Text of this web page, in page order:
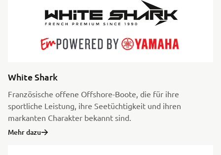
White Shark
Französische offene Offshore-Boote, die für ihre
sportliche Leistung, ihre Seetüchtigkeit und ihren
markanten Charakter bekannt sind.
Mehr dazu